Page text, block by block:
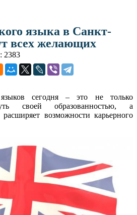
языка в Санкт-
всех желающих
2383
сегодня – это не только
своей образованностью, а
расширяет возможности карьерного